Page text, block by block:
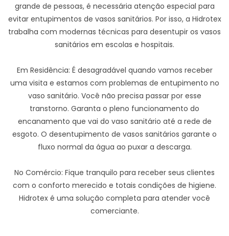
grande de pessoas, é necessária atenção especial para
evitar entupimentos de vasos sanitários. Por isso, a Hidrotex
trabalha com modernas técnicas para desentupir os vasos
sanitários em escolas e hospitais.
Em Residência: É desagradável quando vamos receber
uma visita e estamos com problemas de entupimento no
vaso sanitário. Você não precisa passar por esse
transtorno. Garanta o pleno funcionamento do
encanamento que vai do vaso sanitário até a rede de
esgoto. O desentupimento de vasos sanitários garante o
fluxo normal da água ao puxar a descarga.
No Comércio: Fique tranquilo para receber seus clientes
com o conforto merecido e totais condições de higiene.
Hidrotex é uma solução completa para atender você
comerciante.